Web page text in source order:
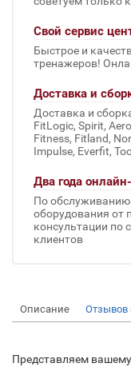
Свой сервис
Быстрое и
тренажеров!
Доставка и
Доставка и
FitLogic, Spirit,
Fitness, Fitland,
Impulse, Everfit,
Два года
По обслуживанию
оборудования от
консультации по
клиентов
Описание Отзывов
Представляем